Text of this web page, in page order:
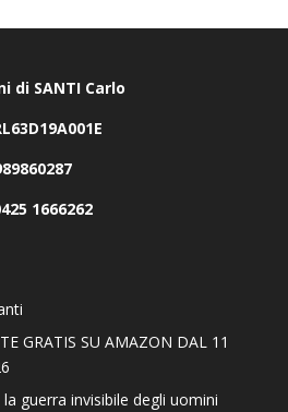
di SANTI Carlo
1666262
GRATIS SU AMAZON DAL 11
guerra invisibile degli uomini